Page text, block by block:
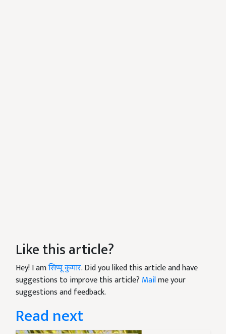
Like this article?
Hey! I amसिप्पू कुमार. Did you liked this article and have
suggestions to improve this article? Mailme your
suggestions and feedback.
Read next